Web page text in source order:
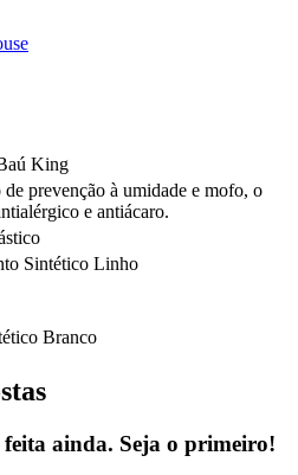
King
de prevenção à umidade e mofo, o
e antiácaro.
Sintético Linho
Branco
ainda. Seja o primeiro!